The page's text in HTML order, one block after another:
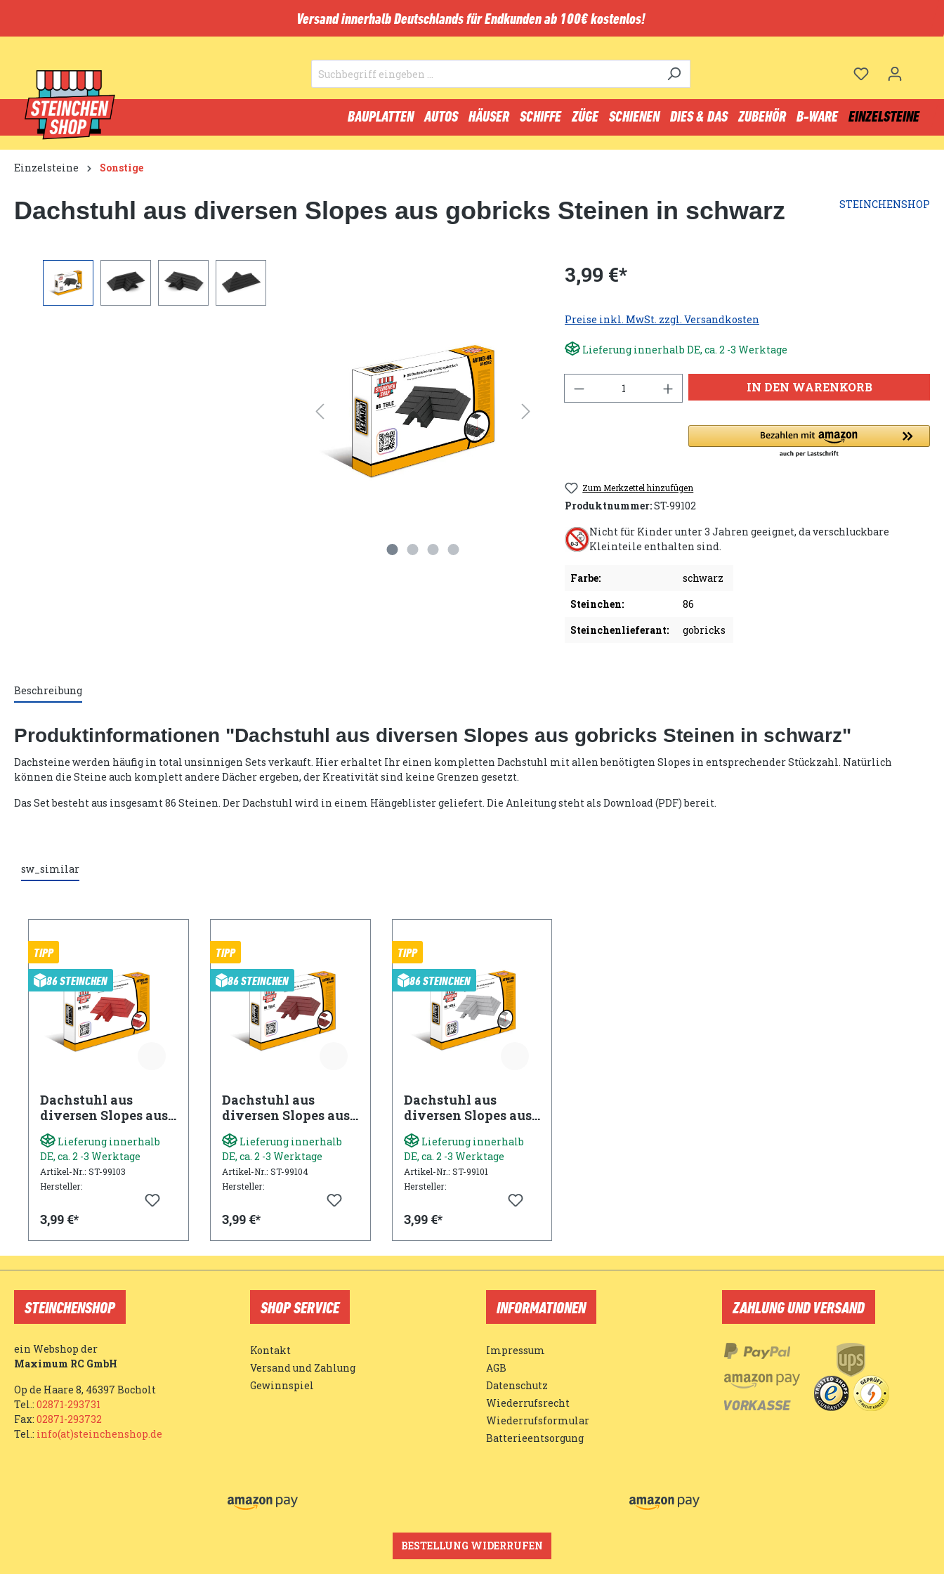
Versand innerhalb Deutschlands für Endkunden ab 100€ kostenlos!
BAUPLATTEN AUTOS HÄUSER SCHIFFE ZÜGE SCHIENEN DIES & DAS ZUBEHÖR B-WARE EINZELSTEINE
Einzelsteine Sonstige
Dachstuhl aus diversen Slopes aus gobricks Steinen in schwarz STEINCHENSHOP
3,99 €*
Preise inkl. MwSt. zzgl. Versandkosten
Lieferung innerhalb DE, ca. 2 -3 Werktage
IN DEN WARENKORB
Zum Merkzettel hinzufügen
Produktnummer:ST-99102
Nicht für Kinder unter 3 Jahren geeignet, da verschluckbare
Kleinteile enthalten sind.
Farbe:
schwarz
Steinchen:
86
Steinchenlieferant:
gobricks
Beschreibung
Produktinformationen "Dachstuhl aus diversen Slopes aus gobricks Steinen in schwarz"
Dachsteine werden häufig in total unsinnigen Sets verkauft. Hier erhaltet Ihr einen kompletten Dachstuhl mit allen benötigten Slopes in entsprechender Stückzahl. Natürlich
können die Steine auch komplett andere Dächer ergeben, der Kreativität sind keine Grenzen gesetzt.
Das Set besteht aus insgesamt 86 Steinen. Der Dachstuhl wird in einem Hängeblister geliefert. Die Anleitung steht als Download (PDF) bereit.
sw_similar
TIPP
86 STEINCHEN
Dachstuhl aus
diversen Slopes aus
gobricks Steinen in
rotLieferung innerhalb
DE, ca. 2 -3 Werktage
Artikel-Nr.: ST-99103
Hersteller:
3,99 €*
TIPP
86 STEINCHEN
Dachstuhl aus
diversen Slopes aus
gobricks Steinen in
dark red
Lieferung innerhalb
DE, ca. 2 -3 Werktage
Artikel-Nr.: ST-99104
Hersteller:
3,99 €*
TIPP
86 STEINCHEN
Dachstuhl aus
diversen Slopes aus
gobricks Steinen in
light bluish grey
Lieferung innerhalb
DE, ca. 2 -3 Werktage
Artikel-Nr.: ST-99101
Hersteller:
3,99 €*
STEINCHENSHOP
ein Webshop der
Maximum RC GmbH
Op de Haare 8, 46397 Bocholt
Tel.: 02871-293731
Fax: 02871-293732
Tel.: info(at)steinchenshop.de
SHOP SERVICE
Kontakt
Versand und Zahlung
Gewinnspiel
INFORMATIONEN
Impressum
AGB
Datenschutz
Wiederrufsrecht
Wiederrufsformular
Batterieentsorgung
ZAHLUNG UND VERSAND
BESTELLUNG WIDERRUFEN